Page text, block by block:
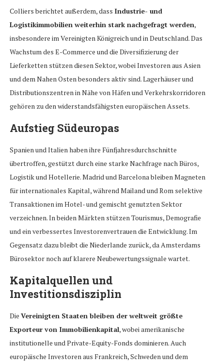
Colliers berichtet außerdem, dass Industrie- und
Logistikimmobilien weiterhin stark nachgefragt werden,
insbesondere im Vereinigten Königreich und in Deutschland. Das
Wachstum des E-Commerce und die Diversifizierung der
Lieferketten stützen diesen Sektor, wobei Investoren aus Asien
und dem Nahen Osten besonders aktiv sind. Lagerhäuser und
Distributionszentren in Nähe von Häfen und Verkehrskorridoren
gehören zu den widerstandsfähigsten europäischen Assets.
Aufstieg Südeuropas
Spanien und Italien haben ihre Fünfjahresdurchschnitte
übertroffen, gestützt durch eine starke Nachfrage nach Büros,
Logistik und Hotellerie. Madrid und Barcelona bleiben Magneten
für internationales Kapital, während Mailand und Rom selektive
Transaktionen im Hotel- und gemischt genutzten Sektor
verzeichnen. In beiden Märkten stützen Tourismus, Demografie
und ein verbessertes Investorenvertrauen die Entwicklung. Im
Gegensatz dazu bleibt die Niederlande zurück, da Amsterdams
Bürosektor noch auf klarere Neubewertungssignale wartet.
Kapitalquellen und
Investitionsdisziplin
Die Vereinigten Staaten bleiben der weltweit größte
Exporteur von Immobilienkapital, wobei amerikanische
institutionelle und Private-Equity-Fonds dominieren. Auch
europäische Investoren aus Frankreich, Schweden und dem